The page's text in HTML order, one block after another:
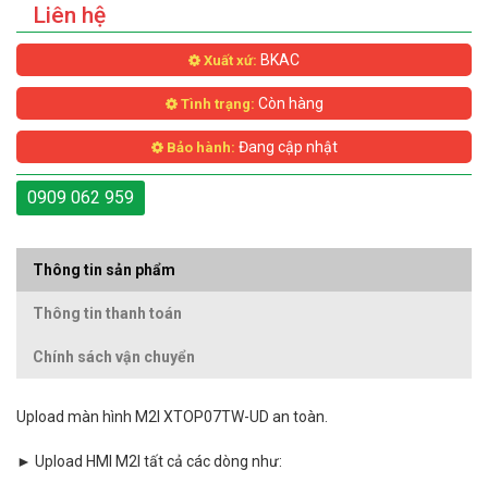
Liên hệ
Xuất xứ: BKAC
Tình trạng: Còn hàng
Bảo hành: Đang cập nhật
0909 062 959
Thông tin sản phẩm
Thông tin thanh toán
Chính sách vận chuyển
Upload màn hình M2I XTOP07TW-UD an toàn.
► Upload HMI M2I tất cả các dòng như: